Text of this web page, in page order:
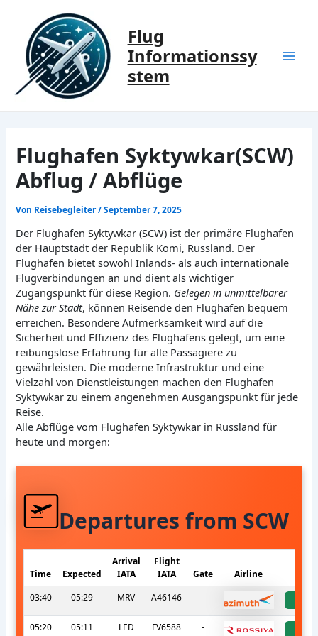
springen
Flug
Informationssy
stem
Flughafen Syktywkar(SCW)
Abflug / Abflüge
Von Reisebegleiter/September 7, 2025
Der Flughafen Syktywkar (SCW) ist der primäre Flughafen
der Hauptstadt der Republik Komi, Russland. Der
Flughafen bietet sowohl Inlands- als auch internationale
Flugverbindungen an und dient als wichtiger
Zugangspunkt für diese Region. Gelegen in unmittelbarer
Nähe zur Stadt, können Reisende den Flughafen bequem
erreichen. Besondere Aufmerksamkeit wird auf die
Sicherheit und Effizienz des Flughafens gelegt, um eine
reibungslose Erfahrung für alle Passagiere zu
gewährleisten. Die moderne Infrastruktur und eine
Vielzahl von Dienstleistungen machen den Flughafen
Syktywkar zu einem angenehmen Ausgangspunkt für jede
Reise.
Alle Abflüge vom Flughafen Syktywkar in Russland für
heute und morgen:
Departures from SCW
Time Expected
Arrival
IATA
Flight
IATA
Gate Airline
03:40
05:29 MRV A46146 -
05:20 05:11 LED FV6588 -